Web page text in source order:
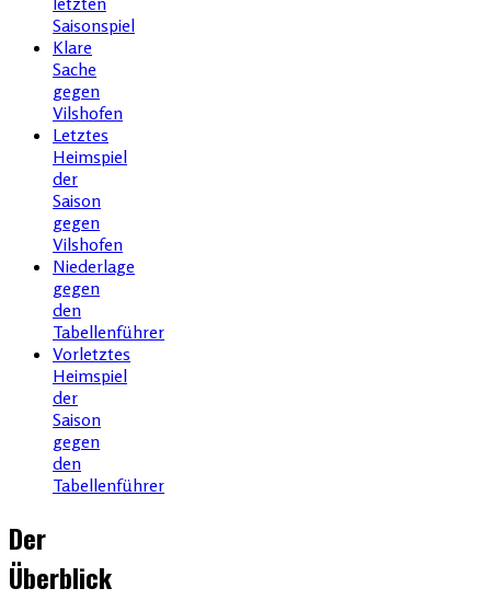
Saisonspiel
Klare
Sache
gegen
Vilshofen
Letztes
Heimspiel
der
Saison
gegen
Vilshofen
Niederlage
gegen
den
Tabellenführer
Vorletztes
Heimspiel
der
Saison
gegen
den
Tabellenführer
Der
Überblick